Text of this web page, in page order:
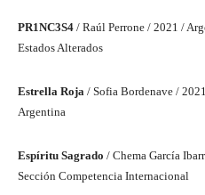
PR1NC3S4 / Raúl Perrone / 2021 /
Estados Alterados
Estrella Roja / Sofia Bordenave /
Argentina
Espíritu Sagrado / Chema García
Sección Competencia Internacional